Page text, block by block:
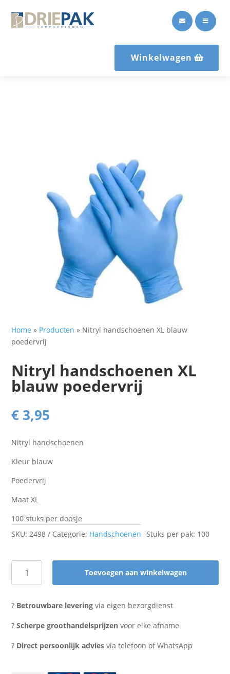
 
Winkelwagen
Home » Producten » Nitryl handschoenen XL blauw
poedervrij
Nitryl handschoenen XL
blauw poedervrij
€ 3,95
Nitryl handschoenen
Kleur blauw
Poedervrij
Maat XL
100 stuks per doosje
SKU:2498 Categorie: Handschoenen Stuks per pak: 100
Nitryl
XL
poedervrij
Toevoegen aan winkelwagen
? Betrouwbare levering via eigen bezorgdienst
?Scherpe groothandelsprijzen voor elke afname
? Direct persoonlijk advies via telefoon of WhatsApp